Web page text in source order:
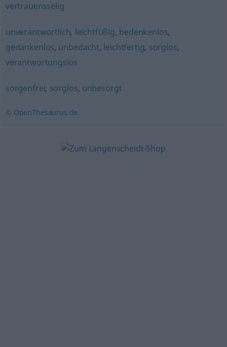
vertrauensselig
unverantwortlich, leichtfüßig, bedenkenlos,
gedankenlos, unbedacht, leichtfertig, sorglos,
verantwortungslos
sorgenfrei, sorglos, unbesorgt
© OpenThesaurus.de